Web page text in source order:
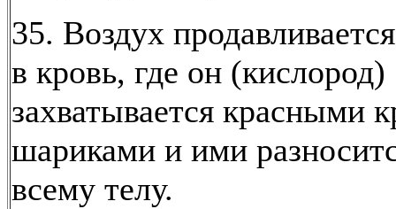
35. Воздух
в кровь, где он (кислород)
захватывается красными
шариками и ими
всему телу.